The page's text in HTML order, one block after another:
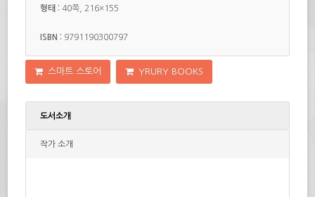
형태 :40쪽, 216×155
ISBN : 9791190300797
스마트 스토어 YRURY BOOKS
도서소개
작가 소개